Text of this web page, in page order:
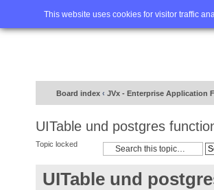
This website uses cookies for visitor traffic
Home FAQ
Board index ‹ JVx - Enterprise Application
UITable und postgres
Topic locked
UITable und